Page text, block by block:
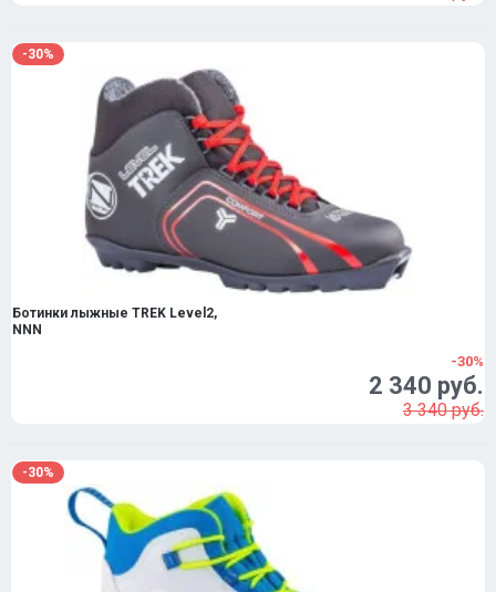
-30%
Ботинки лыжные TREK Level2,
NNN
-30%
2 340 руб.
3 340 руб.
-30%